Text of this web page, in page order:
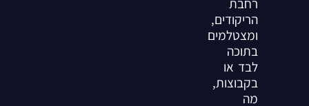
הריקודים,
ומצטלמים
בתוכה
לבד או
בקבוצות,
מה